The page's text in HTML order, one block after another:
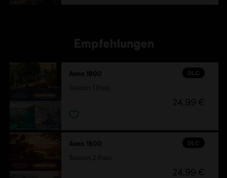
Empfehlungen
DLC
Anno 1800
24,99 €
DLC
Anno 1800
24,99 €